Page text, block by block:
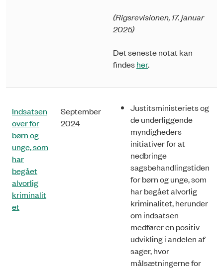
(Rigsrevisionen, 17. januar
2025)
Det seneste notat kan
findesher.
Indsatsen
over for
børn og
unge, som
har
begået
alvorlig
kriminalit
et
September
2024
Justitsministeriets og
de underliggende
myndigheders
initiativer for at
nedbringe
sagsbehandlingstiden
for børn og unge, som
har begået alvorlig
kriminalitet, herunder
om indsatsen
medfører en positiv
udvikling i andelen af
sager, hvor
målsætningerne for